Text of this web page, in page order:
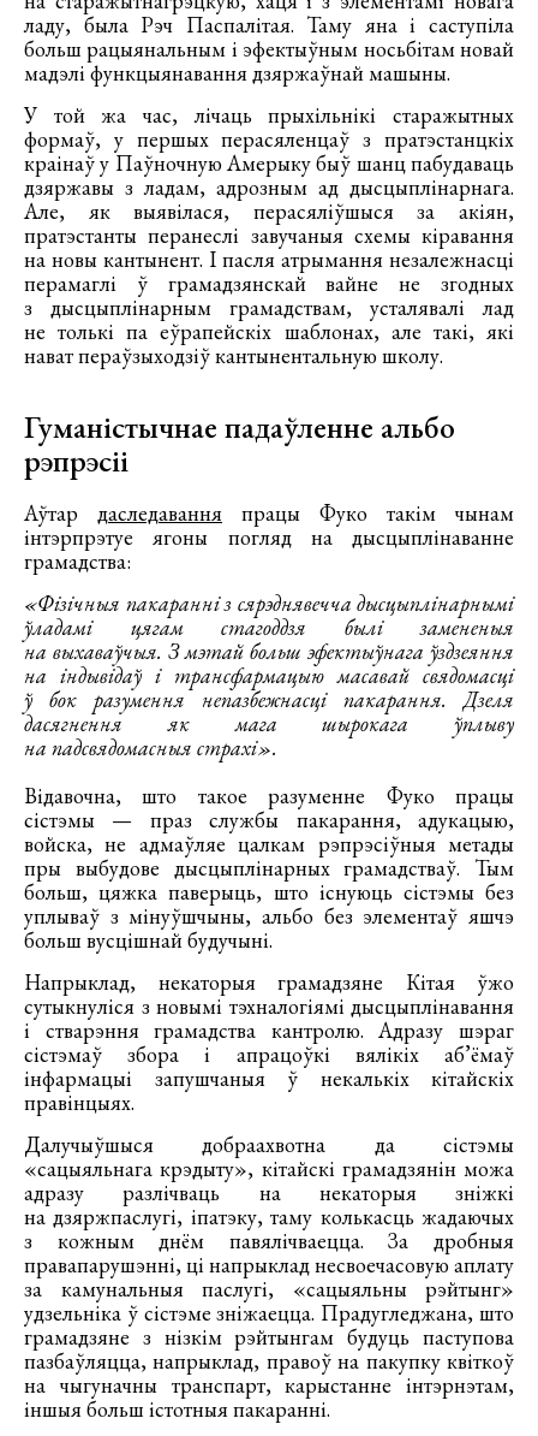
ладу, была Рэч Паспалітая. Таму яна і саступіла
больш рацыянальным і эфектыўным носьбітам новай
мадэлі функцыянавання дзяржаўнай машыны.
У той жа час, лічаць прыхільнікі старажытных
формаў, у першых перасяленцаў з пратэстанцкіх
краінаў у Паўночную Амерыку быў шанц пабудаваць
дзяржавы з ладам, адрозным ад дысцыплінарнага.
Але, як выявілася, перасяліўшыся за акіян,
пратэстанты перанеслі завучаныя схемы кіравання
на новы кантынент. І пасля атрымання незалежнасці
перамаглі ў грамадзянскай вайне не згодных
з дысцыплінарным грамадствам, усталявалі лад
не толькі па еўрапейскіх шаблонах, але такі, які
нават пераўзыходзіў кантынентальную школу.
Гуманістычнае падаўленне альбо
рэпрэсіі
Аўтар даследавання працы Фуко такім чынам
інтэрпрэтуе ягоны погляд на дысцыплінаванне
грамадства:
«Фізічныя пакаранні з сярэднявечча дысцыплінарнымі
ўладамі цягам стагоддзя былі замененыя
на выхаваўчыя. З мэтай больш эфектыўнага ўздзеяння
на індывідаў і трансфармацыю масавай свядомасці
ў бок разумення непазбежнасці пакарання. Дзеля
дасягнення як мага шырокага ўплыву
на падсвядомасныя страхі».
Відавочна, што такое разуменне Фуко працы
сістэмы — праз службы пакарання, адукацыю,
войска, не адмаўляе цалкам рэпрэсіўныя метады
пры выбудове дысцыплінарных грамадстваў. Тым
больш, цяжка паверыць, што існуюць сістэмы без
уплываў з мінуўшчыны, альбо без элементаў яшчэ
больш вусцішнай будучыні.
Напрыклад, некаторыя грамадзяне Кітая ўжо
сутыкнуліся з новымі тэхналогіямі дысцыплінавання
і стварэння грамадства кантролю. Адразу шэраг
сістэмаў збора і апрацоўкі вялікіх аб’ёмаў
інфармацыі запушчаныя ў некалькіх кітайскіх
правінцыях.
Далучыўшыся добраахвотна да сістэмы
«сацыяльнага крэдыту», кітайскі грамадзянін можа
адразу разлічваць на некаторыя зніжкі
на дзяржпаслугі, іпатэку, таму колькасць жадаючых
з кожным днём павялічваецца. За дробныя
правапарушэнні, ці напрыклад несвоечасовую аплату
за камунальныя паслугі, «сацыяльны рэйтынг»
удзельніка ў сістэме зніжаецца. Прадугледжана, што
грамадзяне з нізкім рэйтынгам будуць паступова
пазбаўляцца, напрыклад, правоў на пакупку квіткоў
на чыгуначны транспарт, карыстанне інтэрнэтам,
іншыя больш істотныя пакаранні.